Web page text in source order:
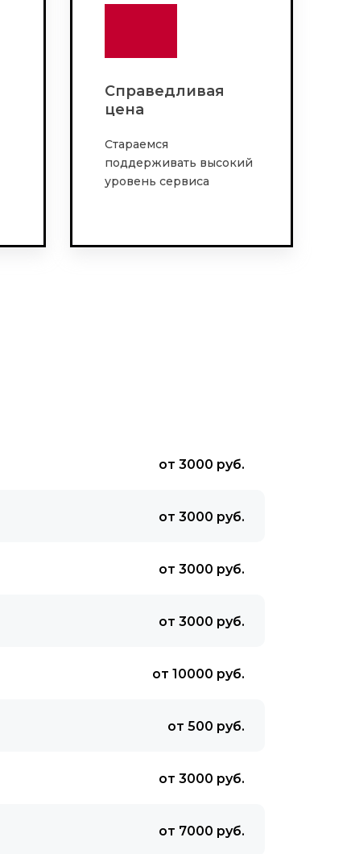
Справедливая
цена
Стараемся
поддерживать высокий
уровень сервиса
от 3000 руб.
от 3000 руб.
от 3000 руб.
от 3000 руб.
от 10000 руб.
от 500 руб.
от 3000 руб.
от 7000 руб.